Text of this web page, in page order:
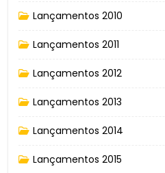
Lançamentos 2010
Lançamentos 2011
Lançamentos 2012
Lançamentos 2013
Lançamentos 2014
Lançamentos 2015